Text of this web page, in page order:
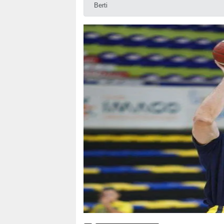
Berti